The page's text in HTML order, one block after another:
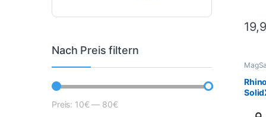
Nach Preis filtern
Mindestpreis
Höchstpreis
Preis: 10€ — 80€